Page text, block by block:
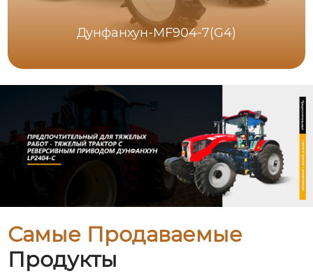
Дунфанхун-MF904-7(G4)
Самые Продаваемые
Продукты